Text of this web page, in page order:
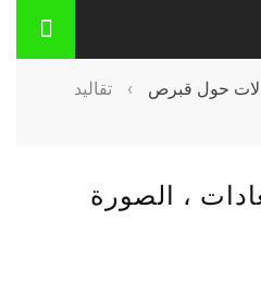
حول قبرص ›
تقاليد
، الصورة